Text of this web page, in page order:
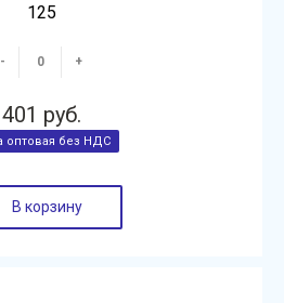
125
- +
401 руб.
В корзину